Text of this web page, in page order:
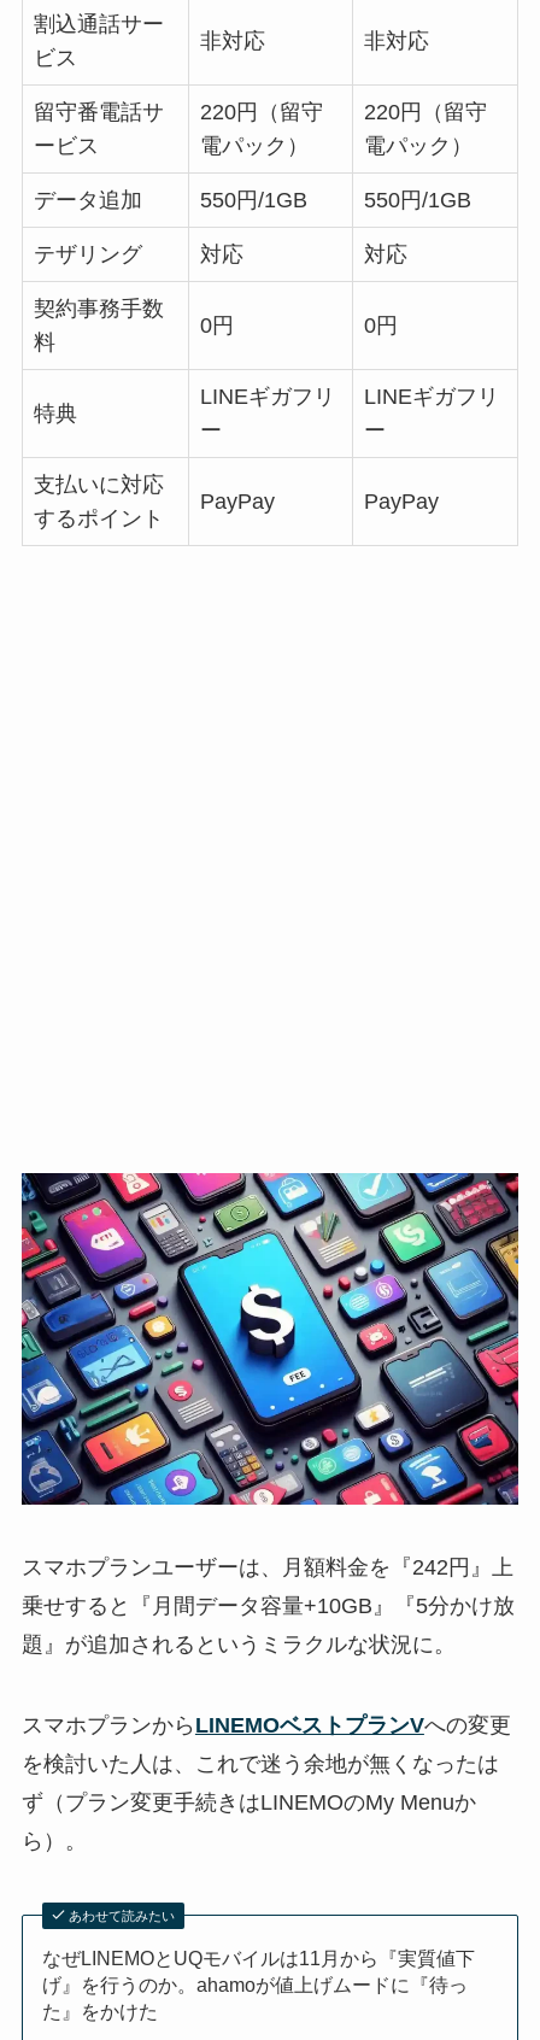
割込通話サー
ビス
非対応 非対応
留守番電話サ
ービス
220円（留守
電パック）
220円（留守
電パック）
データ追加 550円/1GB 550円/1GB
テザリング 対応 対応
契約事務手数
料
0円 0円
特典
LINEギガフリ
ー
LINEギガフリ
ー
支払いに対応
するポイント
PayPay PayPay
スマホプランユーザーは、月額料金を『242円』上
乗せすると『月間データ容量+10GB』『5分かけ放
題』が追加されるというミラクルな状況に。
スマホプランから LINEMOベストプランVへの変更
を検討いた人は、これで迷う余地が無くなったは
ず（プラン変更手続きはLINEMOのMy Menuか
ら）。
あわせて読みたい
なぜLINEMOとUQモバイルは11月から『実質値下
げ』を行うのか。ahamoが値上げムードに『待っ
た』をかけた